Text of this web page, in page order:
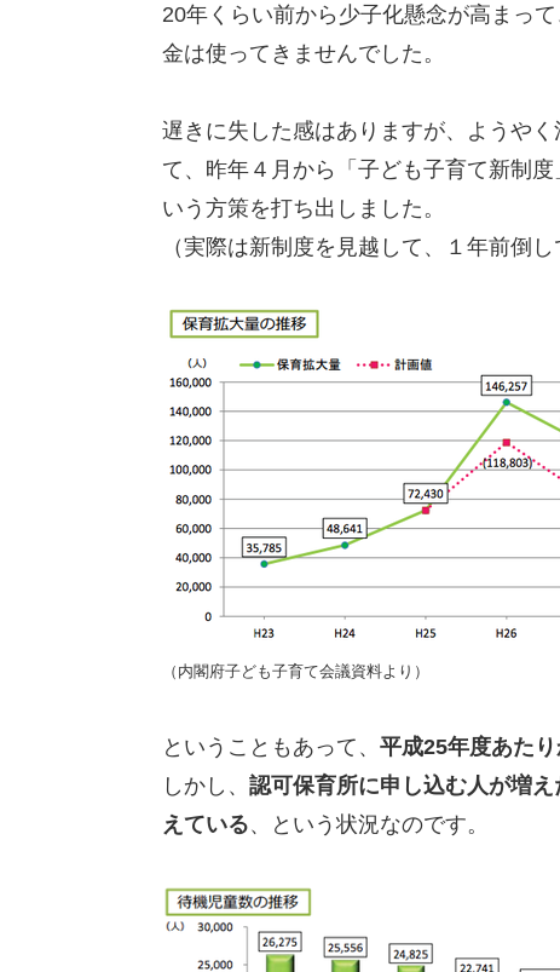
20年くらい前から少子化懸念が高まっ
金は使ってきませんでした。
遅きに失した感はありますが、ようや
て、昨年４月から「子ども子育て新制
いう方策を打ち出しました。
（実際は新制度を見越して、１年前倒
（内閣府子ども子育て会議資料より）
ということもあって、 平成25年度あた
しかし、 認可保育所に申し込む人が増
えている、という状況なのです。